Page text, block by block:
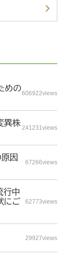
めの
606922views
異株
241231views
因
67266views
行中
にご
62773views
29927views